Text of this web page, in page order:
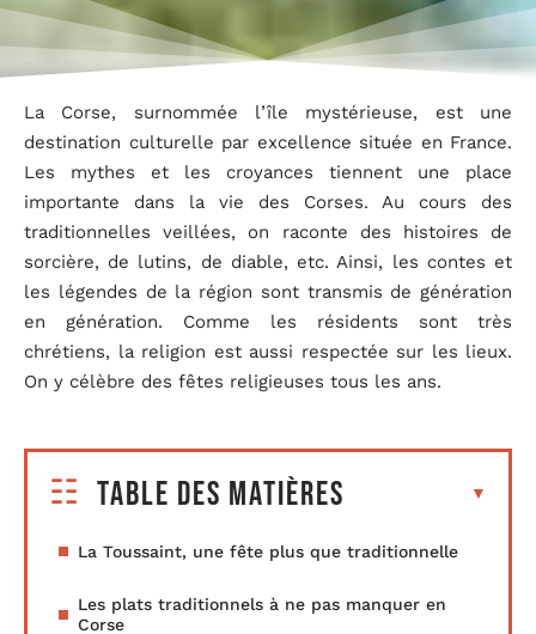
La Corse, surnommée l’île mystérieuse, est une
destination culturelle par excellence située en France.
Les mythes et les croyances tiennent une place
importante dans la vie des Corses. Au cours des
traditionnelles veillées, on raconte des histoires de
sorcière, de lutins, de diable, etc. Ainsi, les contes et
les légendes de la région sont transmis de génération
en génération. Comme les résidents sont très
chrétiens, la religion est aussi respectée sur les lieux.
On y célèbre des fêtes religieuses tous les ans.
Table des matières
La Toussaint, une fête plus que traditionnelle
Les plats traditionnels à ne pas manquer en
Corse